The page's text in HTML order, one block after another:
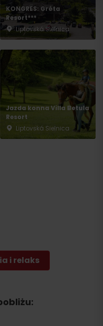
KONGRES: Gréta
Resort***
Liptovská Sielnica
Jazda konna Villa Betula
Resort
Liptovská Sielnica
i relaks